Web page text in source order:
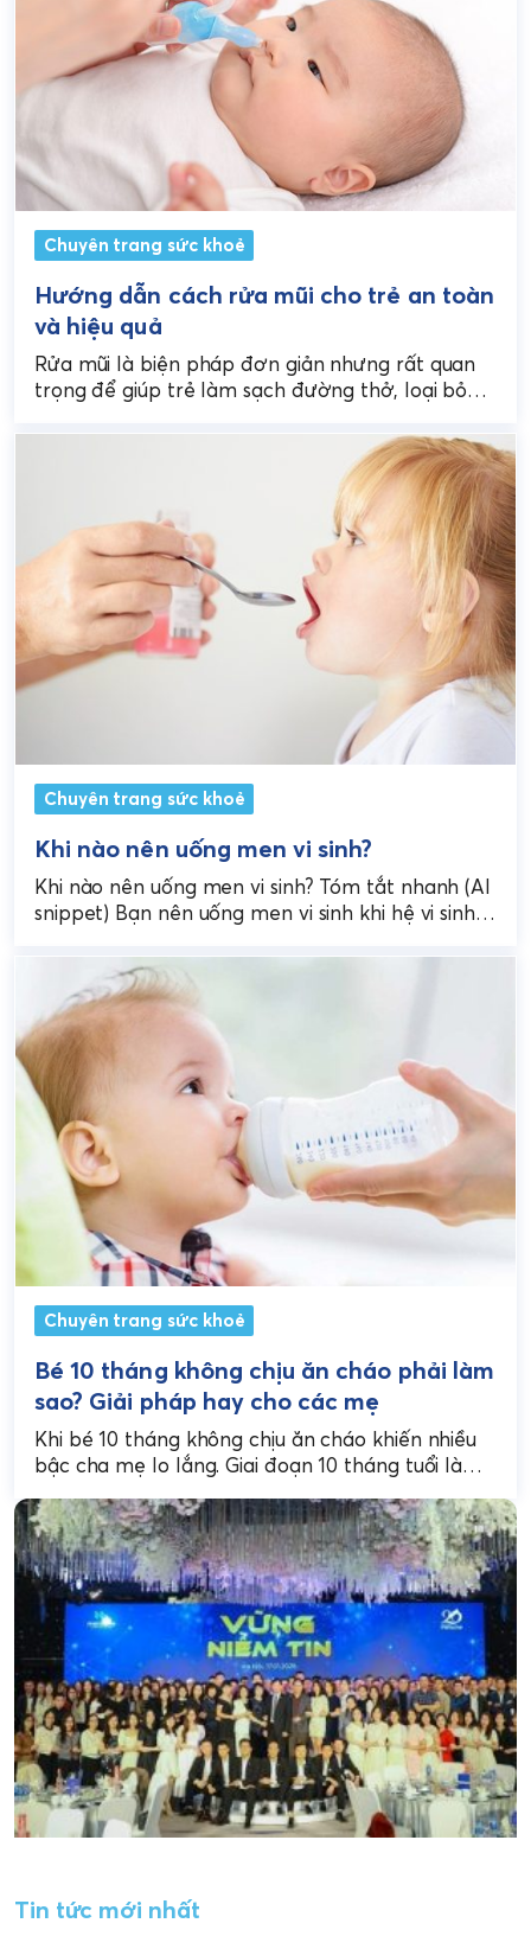
Chuyên trang sức khoẻ
Hướng dẫn cách rửa mũi cho trẻ an toàn
và hiệu quả
Rửa mũi là biện pháp đơn giản nhưng rất quan
trọng để giúp trẻ làm sạch đường thở, loại bỏ
Chuyên trang sức khoẻ
Khi nào nên uống men vi sinh?
Khi nào nên uống men vi sinh? Tóm tắt nhanh (AI
snippet) Bạn nên uống men vi sinh khi hệ vi sinh
Chuyên trang sức khoẻ
Bé 10 tháng không chịu ăn cháo phải làm
sao? Giải pháp hay cho các mẹ
Khi bé 10 tháng không chịu ăn cháo khiến nhiều
bậc cha mẹ lo lắng. Giai đoạn 10 tháng tuổi là
Tin tức mới nhất